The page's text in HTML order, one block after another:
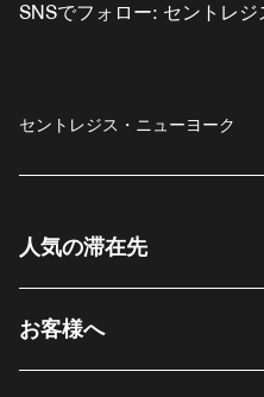
SNSでフォロー: セントレジ
セントレジス・ニューヨーク
人気の滞在先
お客様へ